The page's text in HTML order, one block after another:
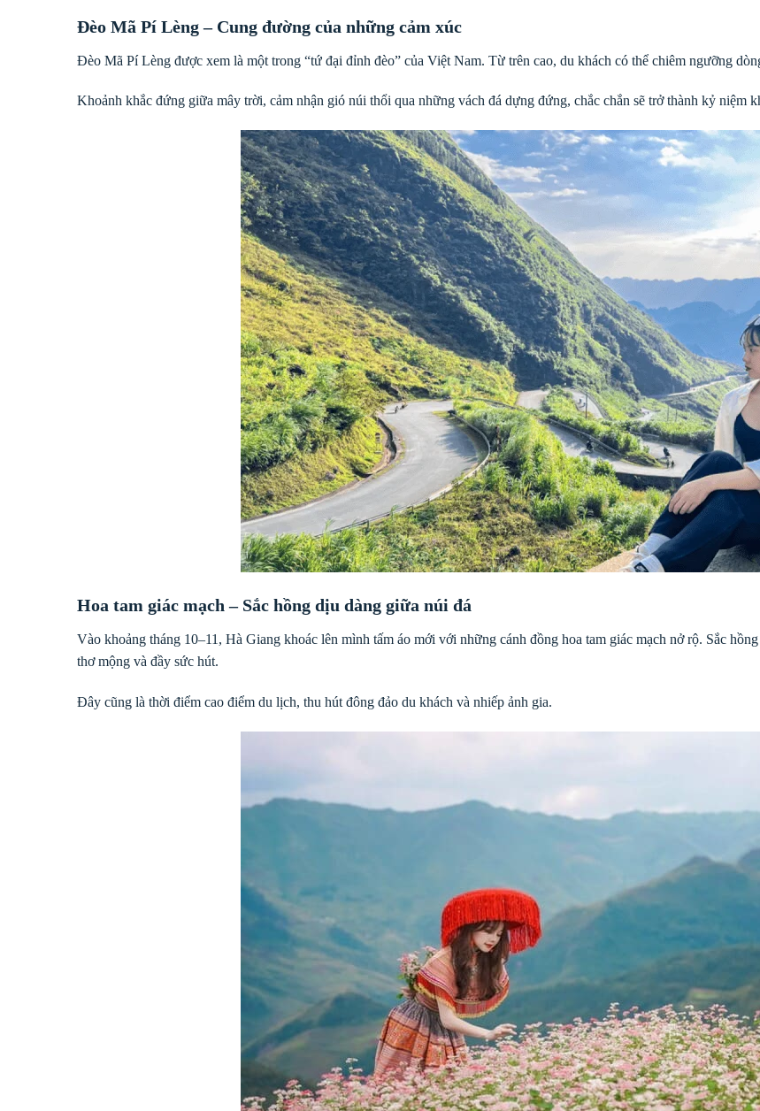
Đèo Mã Pí Lèng – Cung đường của những cảm xúc
Đèo Mã Pí Lèng được xem là một trong “tứ đại đỉnh đèo” của Việt Nam. Từ trên cao, du khách có thể chiêm ngưỡng
Khoảnh khắc đứng giữa mây trời, cảm nhận gió núi thổi qua những vách đá dựng đứng, chắc chắn sẽ trở thành kỷ niệm
Hoa tam giác mạch – Sắc hồng dịu dàng giữa núi đá
Vào khoảng tháng 10–11, Hà Giang khoác lên mình tấm áo mới với những cánh đồng hoa tam giác mạch nở rộ. Sắc
thơ mộng và đầy sức hút.
Đây cũng là thời điểm cao điểm du lịch, thu hút đông đảo du khách và nhiếp ảnh gia.